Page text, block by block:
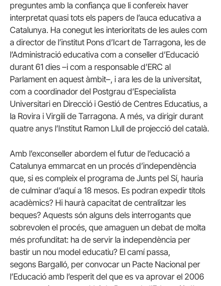
preguntes amb la confiança que li confereix haver
interpretat quasi tots els papers de l’auca educativa a
Catalunya. Ha conegut les interioritats de les aules com
a director de l’institut Pons d’Icart de Tarragona, les de
l’Administració educativa com a conseller d’Educació
durant 61 dies –i com a responsable d’ERC al
Parlament en aquest àmbit–, i ara les de la universitat,
com a coordinador del Postgrau d’Especialista
Universitari en Direcció i Gestió de Centres Educatius, a
la Rovira i Virgili de Tarragona. A més, va dirigir durant
quatre anys l’Institut Ramon Llull de projecció del català.
Amb l’exconseller abordem el futur de l’educació a
Catalunya emmarcat en un procés d’independència
que, si es compleix el programa de Junts pel Sí, hauria
de culminar d’aquí a 18 mesos. Es podran expedir títols
acadèmics? Hi haurà capacitat de centralitzar les
beques? Aquests són alguns dels interrogants que
sobrevolen el procés, que amaguen un debat de molta
més profunditat: ha de servir la independència per
bastir un nou model educatiu? El camí passa,
segons Bargalló, per convocar un Pacte Nacional per
l’Educació amb l’esperit del que es va aprovar el 2006